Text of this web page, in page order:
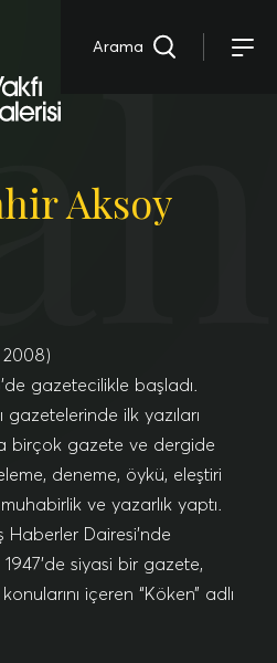
Arama
Aksoy
2008)
gazetecilikle başladı.
ilk yazıları
birçok gazete ve dergide
deneme, öykü, eleştiri
ve yazarlık yaptı.
Haberler Dairesi’nde
siyasi bir gazete,
içeren “Köken” adlı